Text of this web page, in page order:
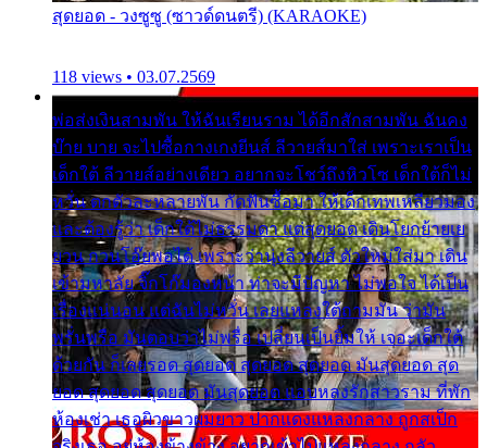
สุดยอด - วงซูซู (ซาวด์ดนตรี) (KARAOKE)
118 views • 03.07.2569
พ่อส่งเงินสามพัน ให้ฉันเรียนราม ได้อีกสักสามพัน ฉันคง
บ๊าย บาย จะไปซื้อกางเกงยีนส์ ลีวายส์มาใส่ เพราะเราเป็น
เด็กใต้ ลีวายส์อย่างเดียว อยากจะโชว์ถึงหิวโซ เด็กใต้ก็ไม่
หวั่น ตกตัวละหลายพัน กัดฟันซื้อมา ให้เด็กเทพเหลียวมอง
และต้องรู้ว่า เด็กใต้ไม่ธรรมดา แต่สุดยอด เดินโยกย้ายเย
ยวน กวนโอ๊ยพอได้ เพราะว่านุ่งลีวายส์ ตัวใหม่ใส่มา เดิน
เข้ามหาลัย จิ๊กโก๊มองหน้า ท่าจะมีปัญหา ไม่พอใจ ได้เป็น
เรื่องแน่นอน แต่ฉันไม่หวั่น เลยแหลงใต้ถามมัน ว่ามัน
พรั่นพรือ มันตอบว่าไม่พรื่อ เปลี่ยนเป็นยิ้มให้ เจอะเด็กใต้
ด้วยกัน ก็เลยรอด สุดยอด สุดยอด สุดยอด มันสุดยอด สุด
ยอด สุดยอด สุดยอด มันสุดยอด แอบหลงรักสาวราม ที่พัก
ห้องเช่า เธอผิวขาวผมยาว ปากแดงแหลงกลาง ถูกสเป็ก